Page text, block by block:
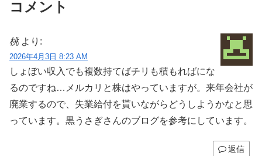
コメント
桃 より:
2026年4月3日 8:23 AM
しょぼい収入でも複数持てばチリも積もればにな
るのですね…メルカリと株はやっていますが。来年会社が
廃業するので、失業給付を貰いながらどうしようかなと思
っています。黒うさぎさんのブログを参考にしています。
返信